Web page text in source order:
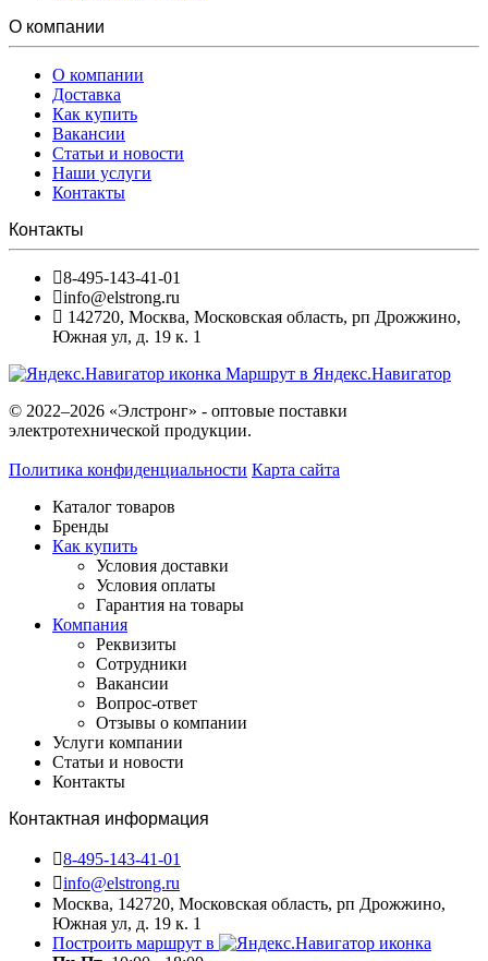
О компании
О компании
Доставка
Как купить
Вакансии
Статьи и новости
Наши услуги
Контакты
Контакты
8-495-143-41-01
info@elstrong.ru
142720, Москва, Московская область, рп Дрожжино,
Южная ул, д. 19 к. 1
Маршрут в Яндекс.Навигатор
© 2022–2026 «Элстронг» - оптовые поставки
электротехнической продукции.
Политика конфиденциальности Карта сайта
Каталог товаров
Бренды
Как купить
Условия доставки
Условия оплаты
Гарантия на товары
Компания
Реквизиты
Сотрудники
Вакансии
Вопрос-ответ
Отзывы о компании
Услуги компании
Статьи и новости
Контакты
Контактная информация
8-495-143-41-01
info@elstrong.ru
Москва, 142720, Московская область, рп Дрожжино,
Южная ул, д. 19 к. 1
Построить маршрут в